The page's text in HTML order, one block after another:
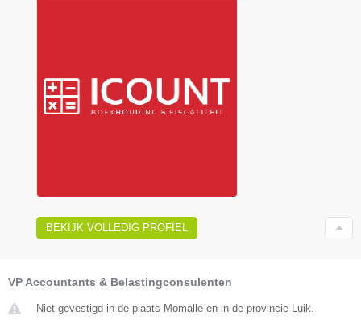
BEKIJK VOLLEDIG PROFIEL
VP Accountants & Belastingconsulenten
Niet gevestigd in de plaats Momalle en in de provincie Luik.